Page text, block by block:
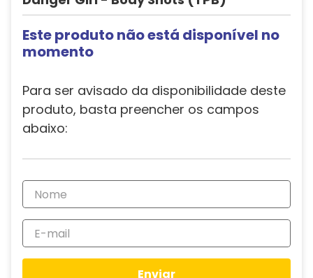
Este produto não está disponível no
momento
Para ser avisado da disponibilidade deste
produto, basta preencher os campos
abaixo:
Enviar